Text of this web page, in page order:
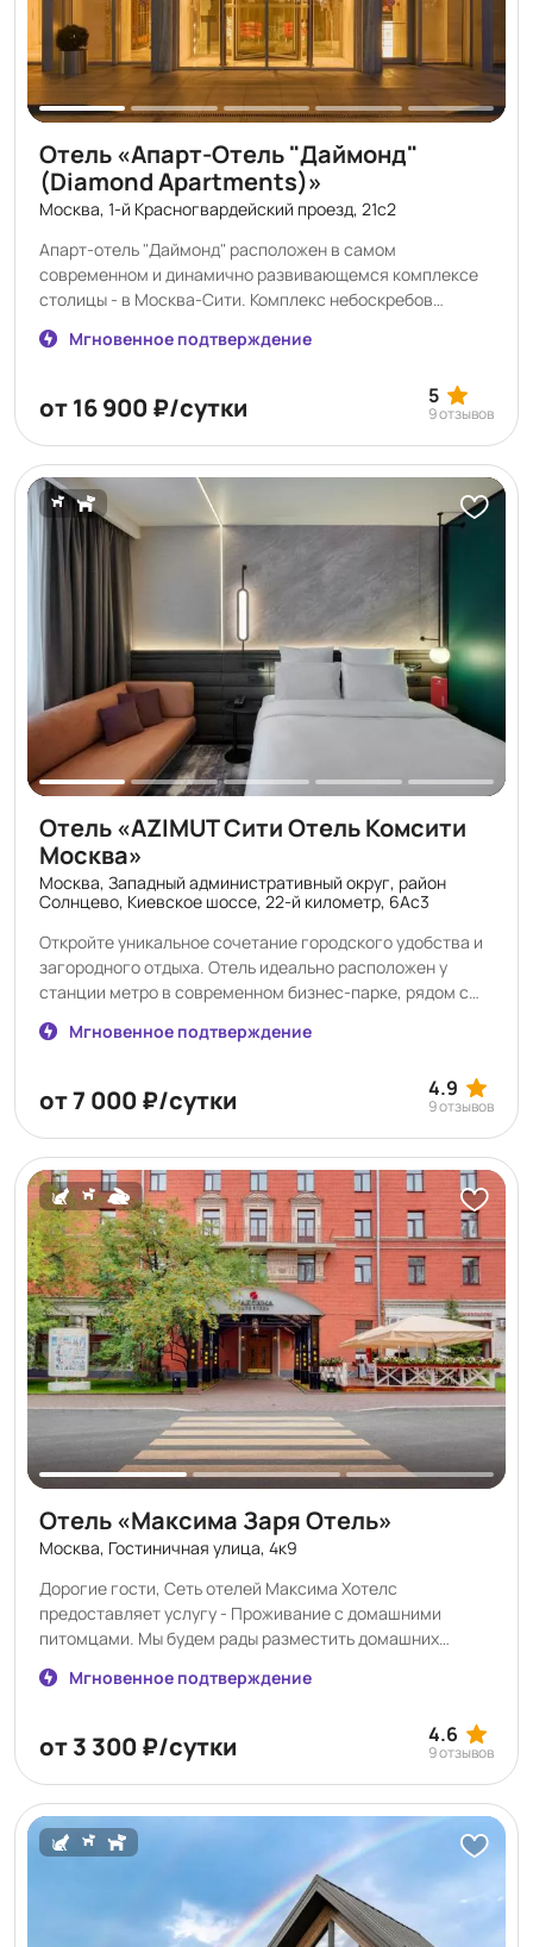
Отель «Апарт-Отель "Даймонд"
(Diamond Apartments)»
Москва, 1-й Красногвардейский проезд, 21с2
Апарт-отель "Даймонд" расположен в самом
современном и динамично развивающемся комплексе
столицы - в Москва-Сити. Комплекс небоскребов
Москва-Сити расположен на Пресненской набережной
вблизи известных достопримечательностей Москвы,
Торговли, Национальный центр Россия. Москва-Сити -
деловое сердце столицы, которое часто называют
«городом в городе» из-за полной самодостаточности
инфраструктуры: здесь есть всё необходимое для
работы, жизни и досуга. Diamond Apartments - лучший
апарт-отель Москвы 2021г. по версии PROESTATE & TOBY
AWARDS. Лучший апарт-отель России 2021г. и 2023г. по
версии RUSSIAN HOSPITALITY AWARDS. Финалисты
НАЦИОНАЛЬНОЙ ГОСТИНИЧНОЙ ПРЕМИИ 2021 в
номинации "Лучший апарт-отель".
Мгновенное подтверждение
от 16 900 ₽/сутки 5
9 отзывов
Отель «AZIMUT Сити Отель Комсити
Москва»
Москва, Западный административный округ, район
Солнцево, Киевское шоссе, 22-й километр, 6Ас3
Откройте уникальное сочетание городского удобства и
загородного отдыха. Отель идеально расположен у
станции метро в современном бизнес-парке, рядом с
живописным Говоровским лесом. Это обеспечивает
одновременно легкий доступ к деловому центру и
ждет ландшафтный сад с прудом и фонтанами – зона
отдыха от городской суеты. Предлагаем стильные
номера, включая оборудованные для людей с
ограниченными возможностями. В круглосуточном
ресторане – разнообразное меню русской и
европейской кухни. Летом открывается терраса с видом
на фонтан. Доступен тренажерный зал, конференц-зона
и бесплатная парковка. Удобство дополняет торговая
галерея в здании: салоны красоты, аптека, почта,
ателье. Все необходимое – рядом. Выбирая нас, вы
получаете редкое сочетание: отличную транспортную
доступность, инфраструктуру бизнес-парка, близость к
лесу и расслабляющую атмосферу.
Мгновенное подтверждение
от 7 000 ₽/сутки 4.9
9 отзывов
Отель «Максима Заря Отель»
Москва, Гостиничная улица, 4к9
Дорогие гости, Сеть отелей Максима Хотелс
предоставляет услугу - Проживание с домашними
питомцами. Мы будем рады разместить домашних
животных весом до 7 кг и высотой не более 30 см. Не
забудьте взять с собой ветеринарный паспорт со
которого актуален на момент окончания вашего
пребывания в наших отелях. Стоимость проживания
домашнего животного составляет 1500 рублей.
Бронирование услуги проживание с животными
возможно только по телефону: +7(495) 788-72-72 через
Службу приема и размещения или через Отдел
бронирования: booking@maximahotels.ru. Для вашего
удобства, просьба ознакомиться с правилами
проживания гостей с животными. Основные моменты: В
Мгновенное подтверждение
от 3 300 ₽/сутки 4.6
9 отзывов